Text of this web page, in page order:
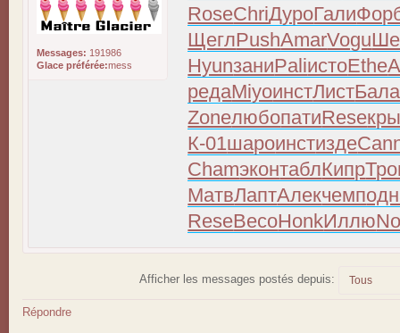
Messages: 191986
Glace préférée:mess
RoseChriДуроГали
ЩеглPushAmarVogu
HyunзаниPaliистоEthe
редаMiyoинстЛистБала
ZoneлюбопатиRese
К-01шароинстизде
ChamэконтаблКипр
МатвЛаптАлекчемп
ReseBecoHonkИллю
Afficher les messages postés depuis:
Répondre